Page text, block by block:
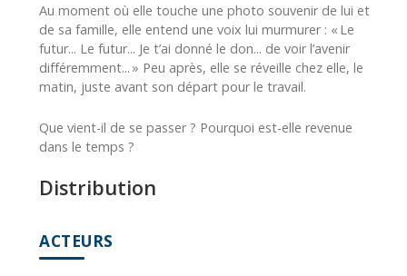
Au moment où elle touche une photo souvenir de lui et
de sa famille, elle entend une voix lui murmurer : « Le
futur... Le futur... Je t’ai donné le don... de voir l’avenir
différemment... » Peu après, elle se réveille chez elle, le
matin, juste avant son départ pour le travail.
Que vient-il de se passer ? Pourquoi est-elle revenue
dans le temps ?
Distribution
ACTEURS